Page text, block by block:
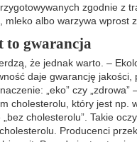
zgodnie z
mleko albo warzywa wprost
to gwarancja
że jednak warto. –
daje gwarancję jakości,
„eko” czy „zdrowa”
cholesterolu, który jest np.
cholesterolu”. Takie
Producenci